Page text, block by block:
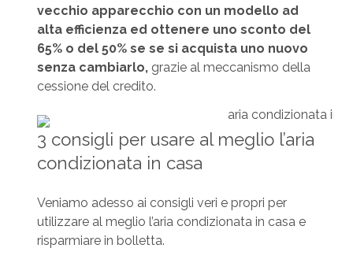
vecchio apparecchio con un modello ad
alta efficienza ed ottenere uno sconto del
65% o del 50% se se si acquista uno nuovo
senza cambiarlo, grazie al meccanismo della
cessione del credito.
3 consigli per usare al meglio l’aria
condizionata in casa
Veniamo adesso ai consigli veri e propri per
utilizzare al meglio l’aria condizionata in casa e
risparmiare in bolletta.